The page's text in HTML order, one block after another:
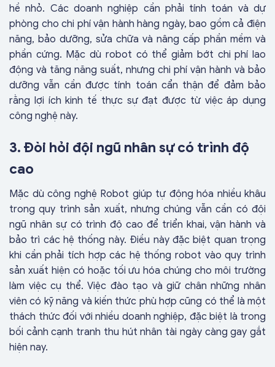
hề nhỏ. Các doanh nghiệp cần phải tính toán và dự
phòng cho chi phí vận hành hàng ngày, bao gồm cả điện
năng, bảo dưỡng, sửa chữa và nâng cấp phần mềm và
phần cứng. Mặc dù robot có thể giảm bớt chi phí lao
động và tăng năng suất, nhưng chi phí vận hành và bảo
dưỡng vẫn cần được tính toán cẩn thận để đảm bảo
rằng lợi ích kinh tế thực sự đạt được từ việc áp dụng
công nghệ này.
3. Đòi hỏi đội ngũ nhân sự có trình độ
cao
Mặc dù công nghệ Robot giúp tự động hóa nhiều khâu
trong quy trình sản xuất, nhưng chúng vẫn cần có đội
ngũ nhân sự có trình độ cao để triển khai, vận hành và
bảo trì các hệ thống này. Điều này đặc biệt quan trọng
khi cần phải tích hợp các hệ thống robot vào quy trình
sản xuất hiện có hoặc tối ưu hóa chúng cho môi trường
làm việc cụ thể. Việc đào tạo và giữ chân những nhân
viên có kỹ năng và kiến thức phù hợp cũng có thể là một
thách thức đối với nhiều doanh nghiệp, đặc biệt là trong
bối cảnh cạnh tranh thu hút nhân tài ngày càng gay gắt
hiện nay.